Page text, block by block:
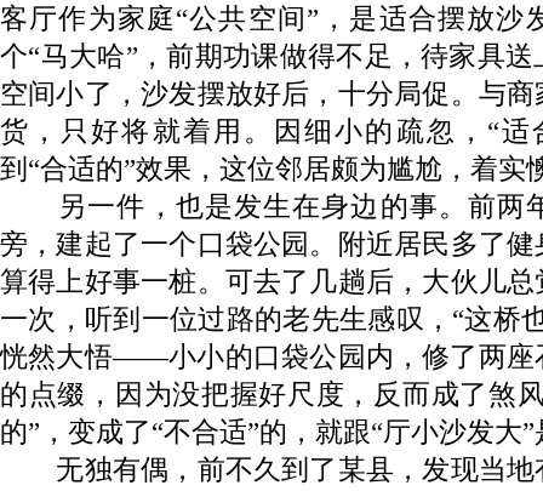
客厅作为家庭“公共空间”，是适合摆放沙
个“马大哈”，前期功课做得不足，待家具
空间小了，沙发摆放好后，十分局促。与
货，只好将就着用。因细小的疏忽，“适
到“合适的”效果，这位邻居颇为尴尬，着实
另一件，也是发生在身边的事。前两
旁，建起了一个口袋公园。附近居民多了
算得上好事一桩。可去了几趟后，大伙儿
一次，听到一位过路的老先生感叹，“这桥
恍然大悟——小小的口袋公园内，修了两座
的点缀，因为没把握好尺度，反而成了煞
的”，变成了“不合适”的，就跟“厅小沙发大
无独有偶，前不久到了某县，发现当地